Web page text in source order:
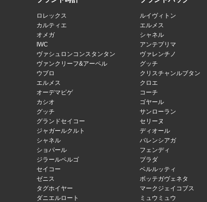
ロレックス
カルティエ
オメガ
IWC
ヴァシュロンコンスタンタン
ヴァンクリーフ&アーペル
ウブロ
エルメス
オーデマピゲ
カシオ
グッチ
グランドセイコー
ジャガールクルト
シャネル
ショパール
ジラールペルゴ
セイコー
ゼニス
タグホイヤー
ダニエルロート
ルイヴィトン
エルメス
シャネル
アンテプリマ
ヴァレンチノ
グッチ
クリスチャンルブタン
クロエ
コーチ
ゴヤール
サンローラン
セリーヌ
ディオール
バレンシアガ
フェンディ
プラダ
ベルルッティ
ボッテガヴェネタ
マークジェイコブス
ミュウミュウ